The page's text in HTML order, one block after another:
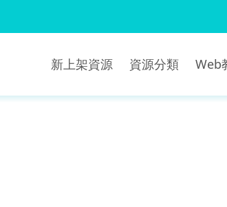
新上架資源 資源分類 Web